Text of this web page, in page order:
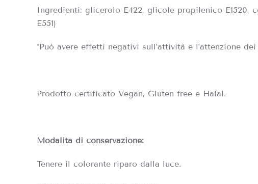
Ingredienti: glicerolo E422, glicole propilenico E1520,
E551)
*Può avere effetti negativi sull’attività e l’attenzione
Prodotto certificato Vegan, Gluten free e Halal.
Modalità di conservazione:
Tenere il colorante riparo dalla luce.